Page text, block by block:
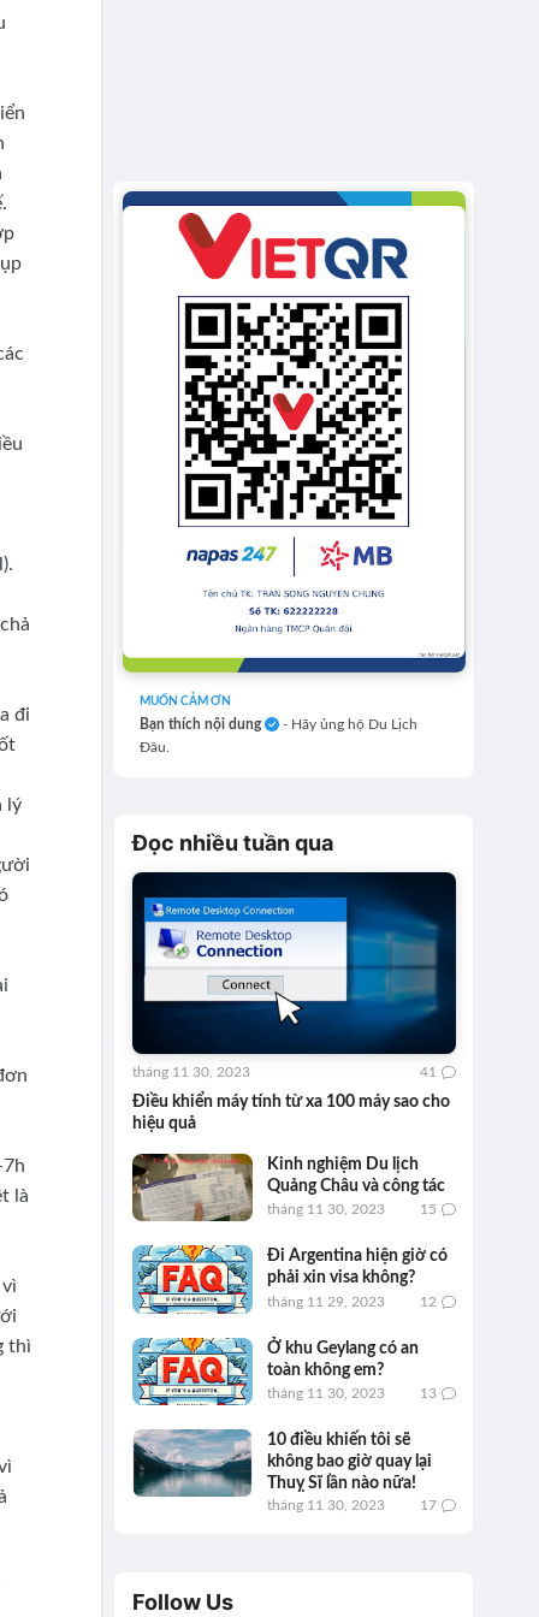
đi
lý
là
thì
MUỐN CẢM ƠN
Bạn thích nội dung
- Hãy ủng hộ Du Lịch
Đâu.
Đọc nhiều tuần qua
Điều khiển máy tính từ xa 100 máy sao cho
hiệu quả
tháng 11 30, 2023 41
Kinh nghiệm Du lịch
Quảng Châu và công tác
tháng 11 30, 2023 15
Đi Argentina hiện giờ có
phải xin visa không?
tháng 11 29, 2023 12
Ở khu Geylang có an
toàn không em?
tháng 11 30, 2023 13
10 điều khiến tôi sẽ
không bao giờ quay lại
Thuỵ Sĩ lần nào nữa!
tháng 11 30, 2023 17
Follow Us